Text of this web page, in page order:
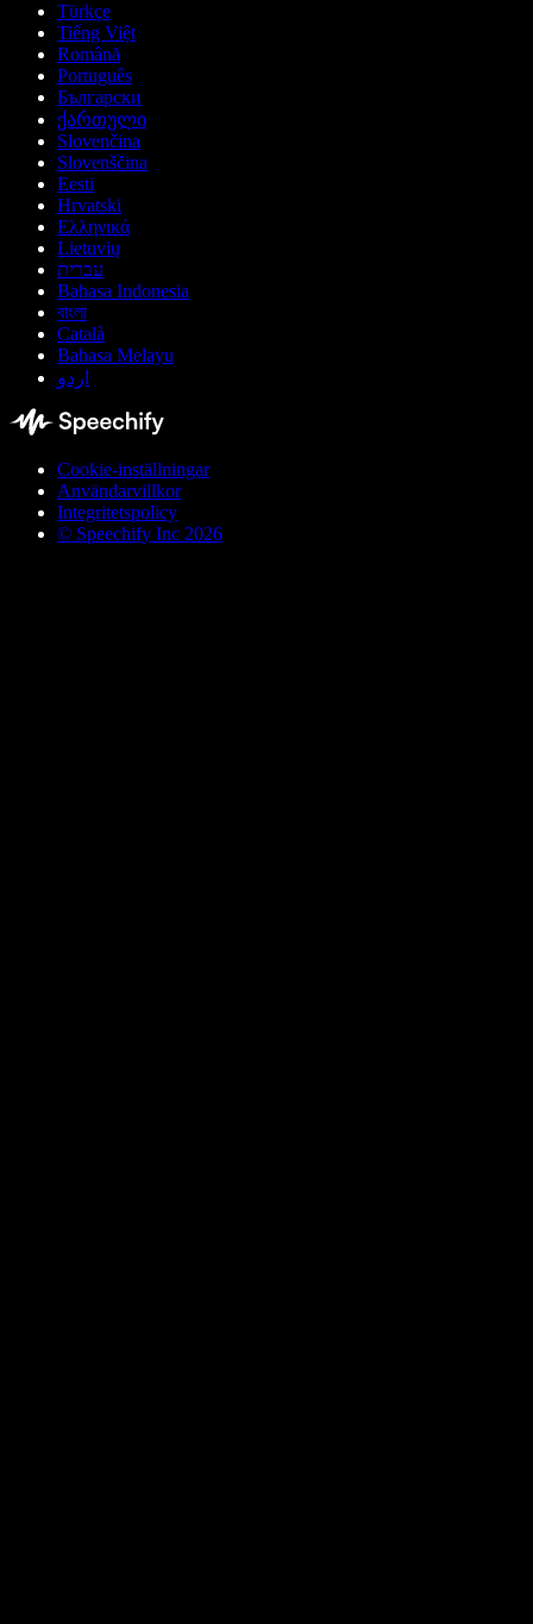
Türkçe
Tiếng Việt
Română
Português
Български
ქართული
Slovenčina
Slovenščina
Eesti
Hrvatski
Ελληνικά
Lietuvių
עברית
Bahasa Indonesia
বাংলা
Català
Bahasa Melayu
اردو
Cookie-inställningar
Användarvillkor
Integritetspolicy
© Speechify Inc 2026